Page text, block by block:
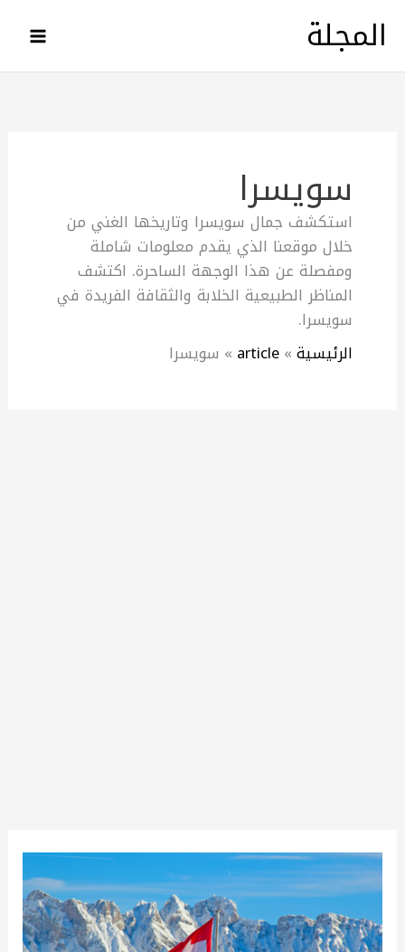
المجلة
سويسرا
استكشف جمال سويسرا وتاريخها الغني من
خلال موقعنا الذي يقدم معلومات شاملة
ومفصلة عن هذا الوجهة الساحرة. اكتشف
المناظر الطبيعية الخلابة والثقافة الفريدة في
سويسرا.
الرئيسية
article سويسرا
مدينة
برن
عاصمة
سويسرا